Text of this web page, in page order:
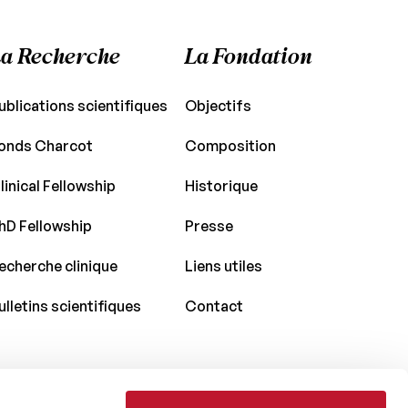
Recherche
scientifiques
Charcot
Fellowship
Fellowship
clinique
scientifiques
La Fondation
Objectifs
Composition
Historique
Presse
Liens utiles
Contact